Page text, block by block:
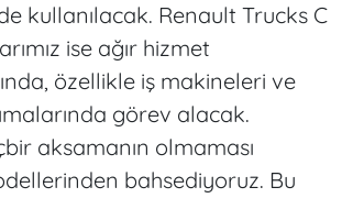
kullanılacak. Renault Trucks C
ise ağır hizmet
özellikle iş makineleri ve
görev alacak.
aksamanın olmaması
bahsediyoruz. Bu